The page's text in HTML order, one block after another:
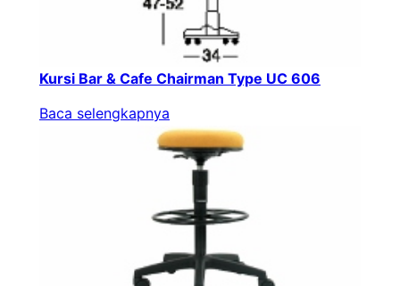
Kursi Bar & Cafe Chairman Type UC 606
Baca selengkapnya